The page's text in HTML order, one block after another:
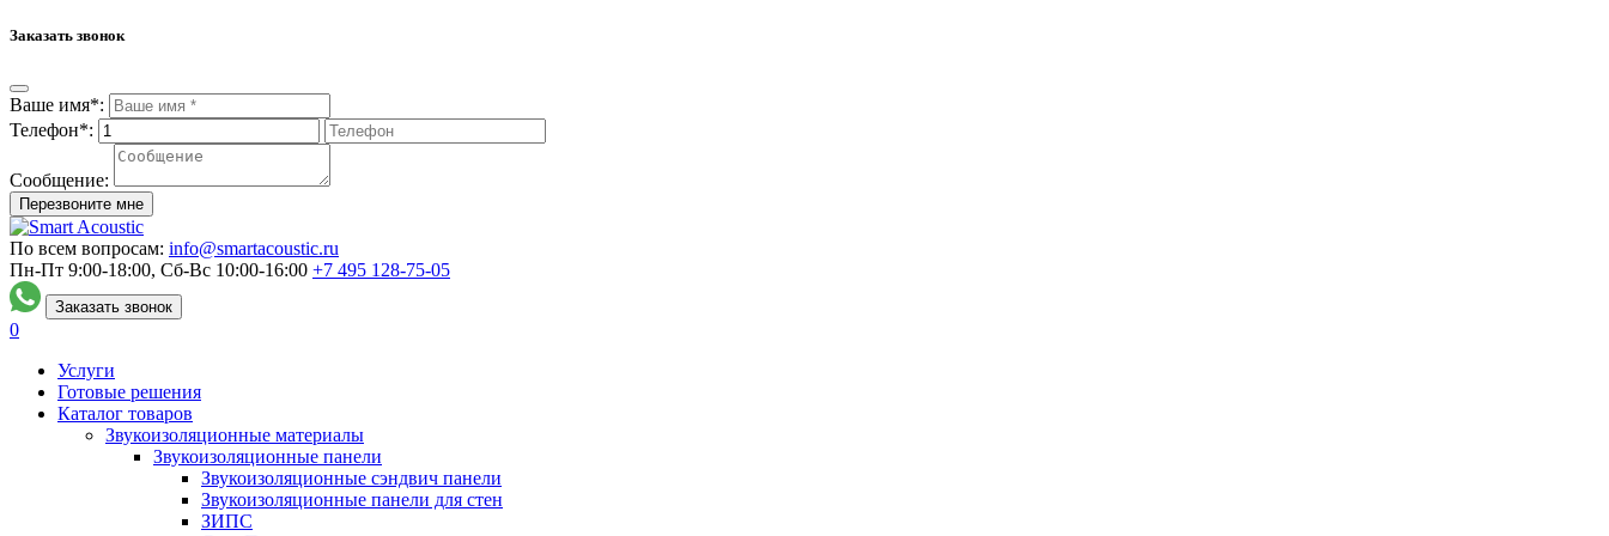
Заказать звонок
Ваше имя*:
Телефон*:
Сообщение:
Перезвоните мне
По всем вопросам: info@smartacoustic.ru
Пн-Пт 9:00-18:00, Сб-Вс 10:00-16:00 +7 495 128-75-05
Заказать звонок
0
Услуги
Готовые решения
Каталог товаров
Звукоизоляционные материалы
Звукоизоляционные панели
Звукоизоляционные сэндвич панели
Звукоизоляционные панели для стен
ЗИПС